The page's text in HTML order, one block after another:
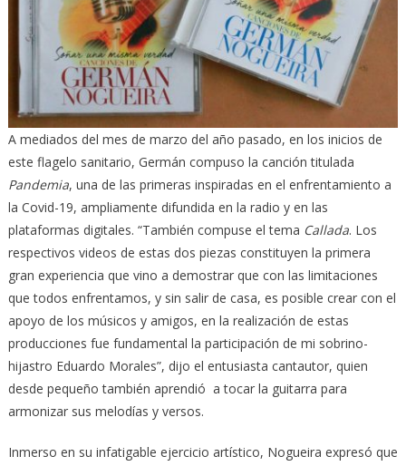
A mediados del mes de marzo del año pasado, en los inicios de
este flagelo sanitario, Germán compuso la canción titulada
Pandemia, una de las primeras inspiradas en el enfrentamiento a
la Covid-19, ampliamente difundida en la radio y en las
plataformas digitales. “También compuse el tema Callada. Los
respectivos videos de estas dos piezas constituyen la primera
gran experiencia que vino a demostrar que con las limitaciones
que todos enfrentamos, y sin salir de casa, es posible crear con el
apoyo de los músicos y amigos, en la realización de estas
producciones fue fundamental la participación de mi sobrino-
hijastro Eduardo Morales”, dijo el entusiasta cantautor, quien
desde pequeño también aprendió a tocar la guitarra para
armonizar sus melodías y versos.
Inmerso en su infatigable ejercicio artístico, Nogueira expresó que